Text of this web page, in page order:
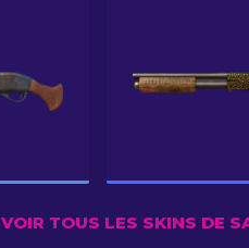
VOIR TOUS LES SKINS DE